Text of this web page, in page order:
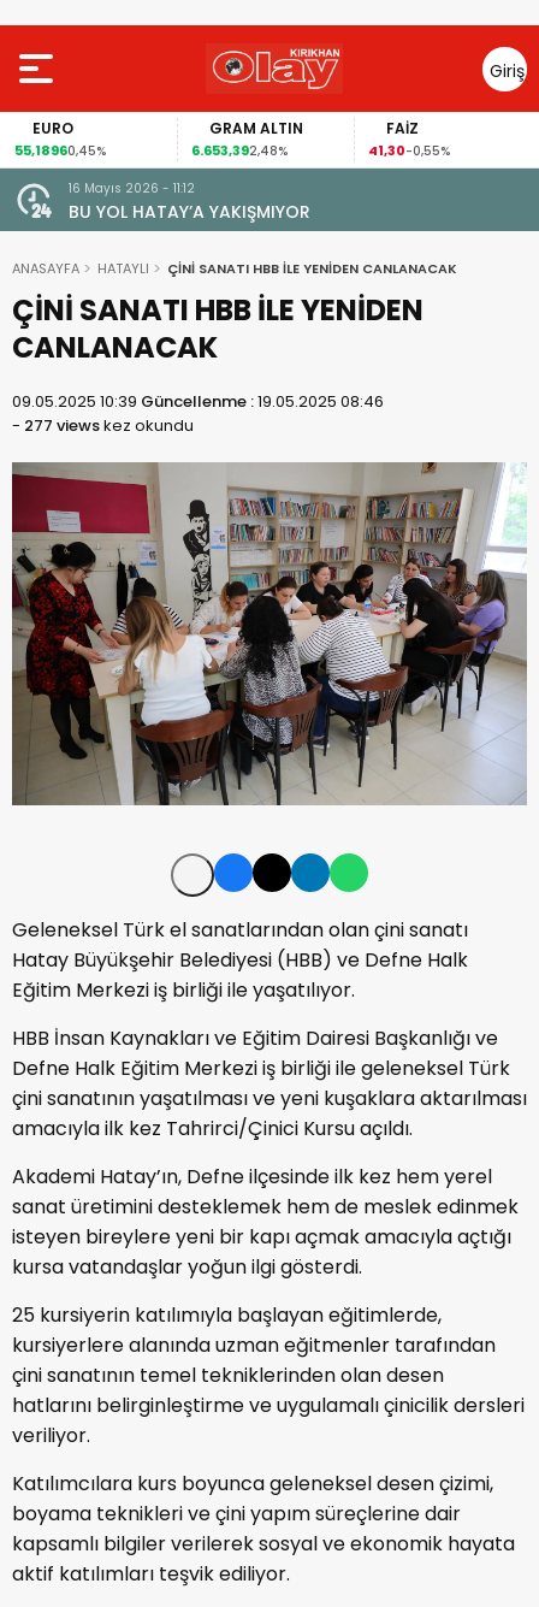
Giriş
Yap
EURO
55,18960,45%
GRAM ALTIN
6.653,392,48%
FAİZ
41,30-0,55%
Amik
16 Mayıs 2026 - 11:12
BU YOL HATAY’A YAKIŞMIYOR
ANASAYFA HATAYLI ÇİNİ SANATI HBB İLE YENİDEN CANLANACAK
ÇİNİ SANATI HBB İLE YENİDEN
CANLANACAK
09.05.2025 10:39 Güncellenme :19.05.2025 08:46
- 277 viewskez okundu
Geleneksel Türk el sanatlarından olan çini sanatı
Hatay Büyükşehir Belediyesi (HBB) ve Defne Halk
Eğitim Merkezi iş birliği ile yaşatılıyor.
HBB İnsan Kaynakları ve Eğitim Dairesi Başkanlığı ve
Defne Halk Eğitim Merkezi iş birliği ile geleneksel Türk
çini sanatının yaşatılması ve yeni kuşaklara aktarılması
amacıyla ilk kez Tahrirci/Çinici Kursu açıldı.
Akademi Hatay’ın, Defne ilçesinde ilk kez hem yerel
sanat üretimini desteklemek hem de meslek edinmek
isteyen bireylere yeni bir kapı açmak amacıyla açtığı
kursa vatandaşlar yoğun ilgi gösterdi.
25 kursiyerin katılımıyla başlayan eğitimlerde,
kursiyerlere alanında uzman eğitmenler tarafından
çini sanatının temel tekniklerinden olan desen
hatlarını belirginleştirme ve uygulamalı çinicilik dersleri
veriliyor.
Katılımcılara kurs boyunca geleneksel desen çizimi,
boyama teknikleri ve çini yapım süreçlerine dair
kapsamlı bilgiler verilerek sosyal ve ekonomik hayata
aktif katılımları teşvik ediliyor.